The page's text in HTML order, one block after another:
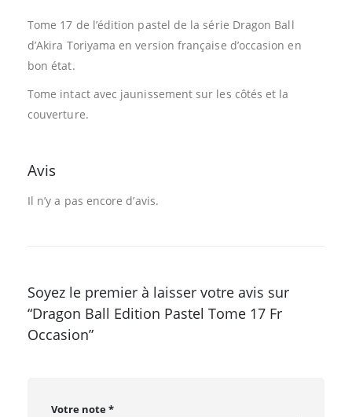
Tome 17 de l’édition pastel de la série Dragon Ball
d’Akira Toriyama en version française d’occasion en
bon état.
Tome intact avec jaunissement sur les côtés et la
couverture.
Avis
Il n’y a pas encore d’avis.
Soyez le premier à laisser votre avis sur
“Dragon Ball Edition Pastel Tome 17 Fr
Occasion”
Votre note*